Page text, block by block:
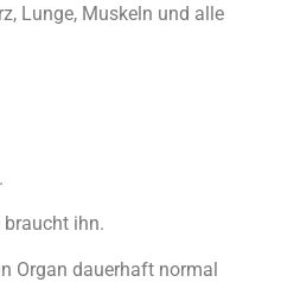
Lunge, Muskeln und alle
braucht ihn.
Organ dauerhaft normal